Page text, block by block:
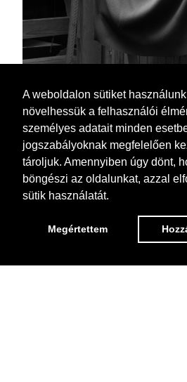
A weboldalon sütiket
növelhessük a felhasználói
személyes adatait minden
jogszabályoknak megfelelően
tároljuk. Amennyiben úgy dönt,
böngészi az oldalunkat, azzal
sütik használatát.
Megértettem